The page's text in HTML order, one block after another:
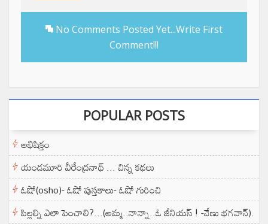
No Comments Posted Yet...Write First
Comment!!!
POPULAR POSTS
అభిషిక్తం
యండమూరి వీరేంద్రనాథ్ ... చిన్న కథలు
ఓషో(osho)- ఓషో పుస్తకాలు- ఓషో గురించి
పిల్లల్ని ఎలా పెంచాలి?...(అమ్మ..నాన్నా..ఓ జీనియస్ ! -వేణు భగవాన్).